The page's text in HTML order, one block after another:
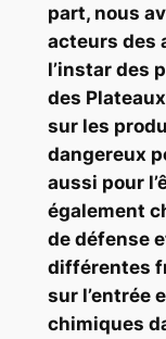
part, nous
acteurs des
l’instar des
des
sur les
dangereux
aussi pour
également
de défense
différentes
sur l’entrée
chimiques